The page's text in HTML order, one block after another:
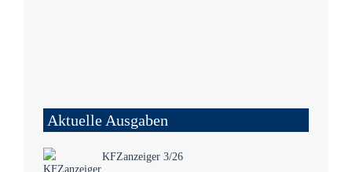
Aktuelle Ausgaben
KFZanzeiger 3/26